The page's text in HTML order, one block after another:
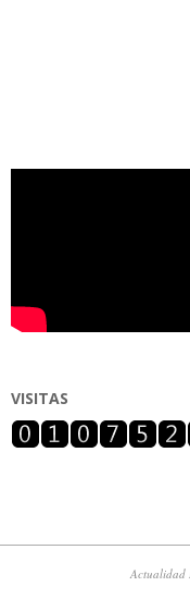
VISITAS
Actualidad